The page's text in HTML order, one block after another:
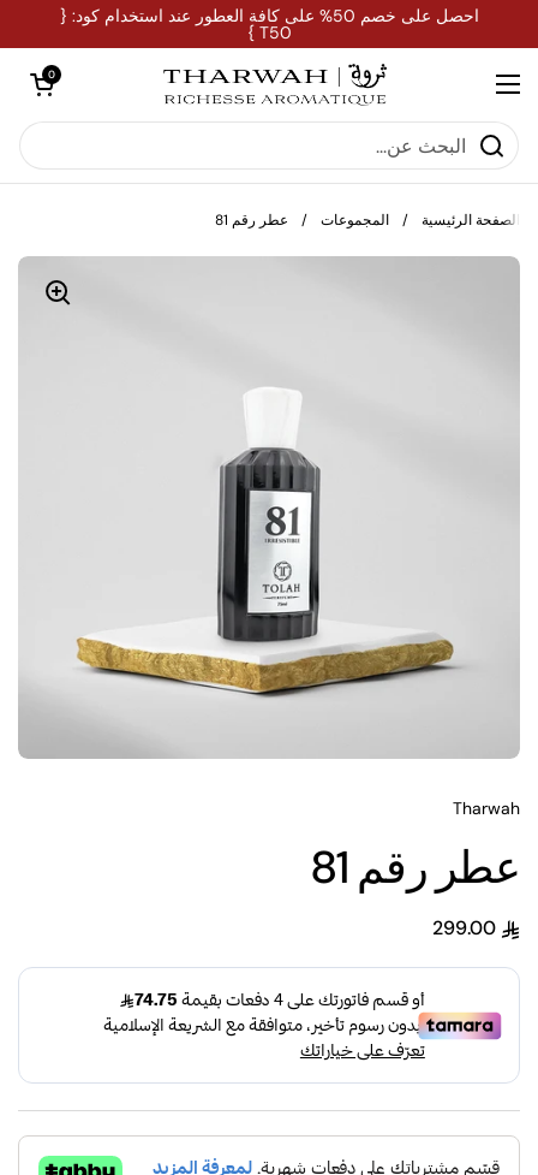
تخطي إلى المحتوى احصل على خصم 50% على كافة العطور عند استخدام كود: {
T50 }
فتح القائمة
فتح العربة
0
الصفحة الرئيسية / المجموعات / عطر رقم 81
Tharwah
عطر رقم 81
السعر العادي